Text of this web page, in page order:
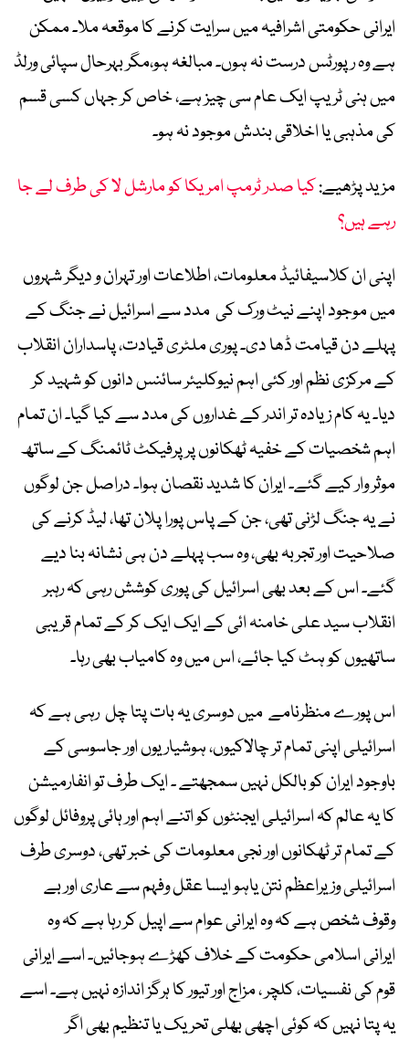
ایرانی حکومتی اشرافیہ میں سرایت کرنے کا موقعہ ملا۔ ممکن
ہے وہ رپورٹس درست نہ ہوں۔ مبالغہ ہو،مگر بہرحال سپائی ورلڈ
میں ہنی ٹریپ ایک عام سی چیز ہے، خاص کر جہاں کسی قسم
کی مذہبی یا اخلاقی بندش موجود نہ ہو۔
مزید پڑھیے:کیا صدر ٹرمپ امریکا کو مارشل لا کی طرف لے جا
رہے ہیں؟
اپنی ان کلاسیفائیڈ معلومات، اطلاعات اور تہران و دیگر شہروں
میں موجود اپنے نیٹ ورک کی مدد سے اسرائیل نے جنگ کے
پہلے دن قیامت ڈھا دی۔ پوری ملٹری قیادت، پاسداران انقلاب
کے مرکزی نظم اور کئی اہم نیوکلیئر سائنس دانوں کو شہید کر
دیا۔ یہ کام زیادہ تر اندر کے غداروں کی مدد سے کیا گیا۔ ان تمام
اہم شخصیات کے خفیہ ٹھکانوں پر پرفیکٹ ٹائمنگ کے ساتھ
موثر وار کیے گئے۔ ایران کا شدید نقصان ہوا۔ دراصل جن لوگوں
نے یہ جنگ لڑنی تھی، جن کے پاس پورا پلان تھا، لیڈ کرنے کی
صلاحیت اور تجربہ بھی، وہ سب پہلے دن ہی نشانہ بنا دیے
گئے۔ اس کے بعد بھی اسرائیل کی پوری کوشش رہی کہ رہبر
انقلاب سید علی خامنہ ائی کے ایک ایک کر کے تمام قریبی
ساتھیوں کو ہٹ کیا جائے، اس میں وہ کامیاب بھی رہا۔
اس پورے منظرنامے میں دوسری یہ بات پتا چل رہی ہے کہ
اسرائیلی اپنی تمام تر چالاکیوں، ہوشیاریوں اور جاسوسی کے
باوجود ایران کو بالکل نہیں سمجھتے ۔ ایک طرف تو انفارمیشن
کا یہ عالم کہ اسرائیلی ایجنٹوں کو اتنے اہم اور ہائی پروفائل لوگوں
کے تمام تر ٹھکانوں اور نجی معلومات کی خبر تھی، دوسری طرف
اسرائیلی وزیراعظم نتن یاہو ایسا عقل وفہم سے عاری اور بے
وقوف شخص ہے کہ وہ ایرانی عوام سے اپیل کر رہا ہے کہ وہ
ایرانی اسلامی حکومت کے خلاف کھڑے ہوجائیں۔ اسے ایرانی
قوم کی نفسیات، کلچر ، مزاج اور تیور کا ہرگز اندازہ نہیں ہے۔ اسے
یہ پتا نہیں کہ کوئی اچھی بھلی تحریک یا تنظیم بھی اگر